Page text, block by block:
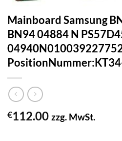
Mainboard Samsung
BN94 04884 N
€112.00 zzg. MwSt.